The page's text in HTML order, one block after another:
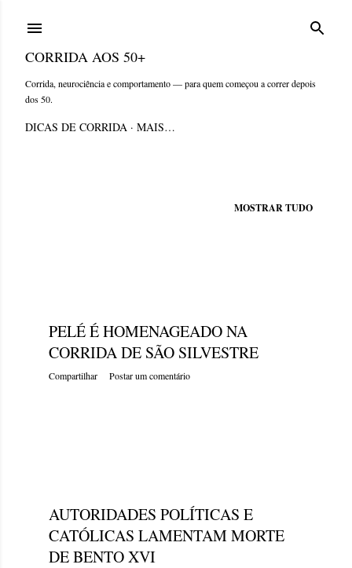
CORRIDA AOS 50+
Corrida, neurociência e comportamento — para quem começou a correr depois
dos 50.
DICAS DE CORRIDA MAIS…
MOSTRAR TUDO
PELÉ É HOMENAGEADO NA
CORRIDA DE SÃO SILVESTRE
Compartilhar Postar um comentário
AUTORIDADES POLÍTICAS E
CATÓLICAS LAMENTAM MORTE
DE BENTO XVI